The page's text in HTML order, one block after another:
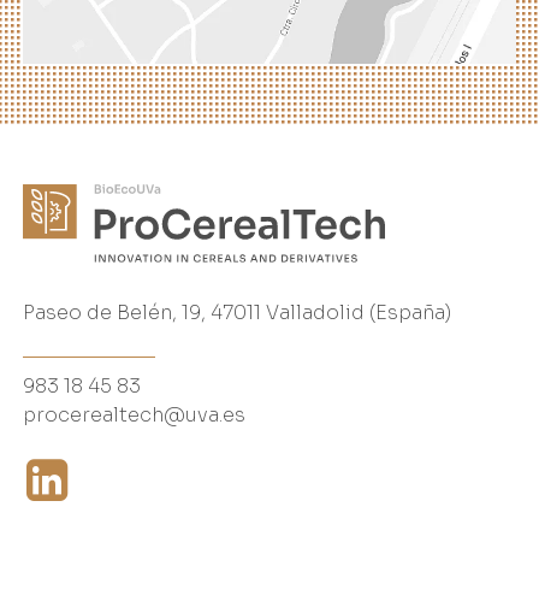
Paseo de Belén, 19, 47011 Valladolid (España)
983 18 45 83
procerealtech@uva.es